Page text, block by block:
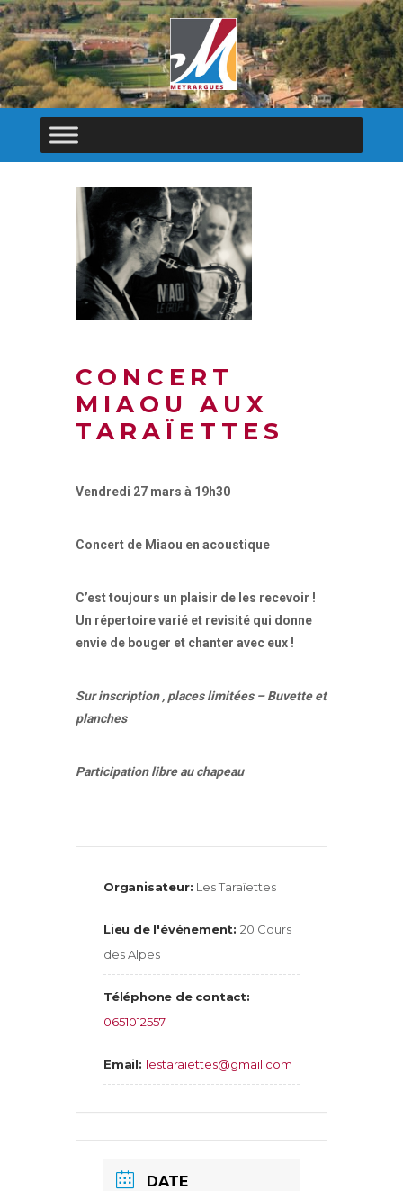
CONCERT
MIAOU AUX
TARAÏETTES
Vendredi 27 mars à 19h30
Concert de Miaou en acoustique
C’est toujours un plaisir de les recevoir !
Un répertoire varié et revisité qui donne
envie de bouger et chanter avec eux !
Sur inscription , places limitées –Buvette et
planches
Participation libre au chapeau
Organisateur: Les Taraïettes
Lieu de l'événement: 20 Cours
des Alpes
Téléphone de contact:
0651012557
Email: lestaraiettes@gmail.com
DATE